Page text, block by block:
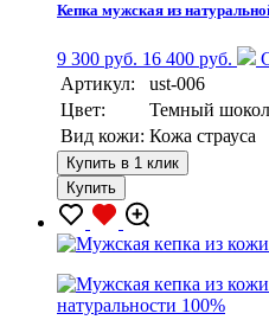
Кепка мужская из
9 300 руб. 16 400 руб.
Артикул:
ust-006
Цвет:
Темный
Вид кожи: Кожа страуса
Купить в 1 клик
Купить
натуральности 100%